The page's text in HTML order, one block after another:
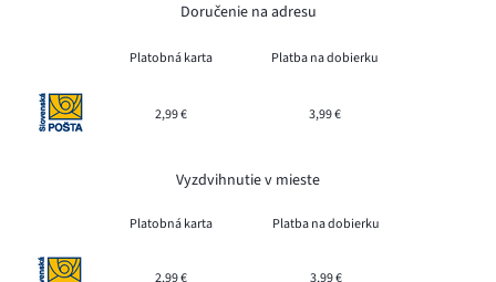
Doručenie na adresu
Platobná karta Platba na dobierku
2,99 € 3,99 €
Vyzdvihnutie v mieste
Platobná karta Platba na dobierku